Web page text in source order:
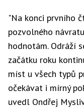
"Na konci prvního
pozvolného
hodnotám. Odráží
začátku roku
míst u všech typů
očekávat i mírný
uvedl Ondřej